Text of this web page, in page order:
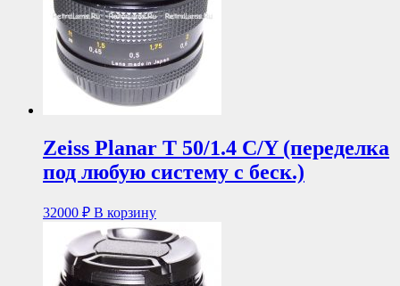
Zeiss Planar T 50/1.4 C/Y (переделка
под любую систему с беск.)
32000 ₽ В корзину